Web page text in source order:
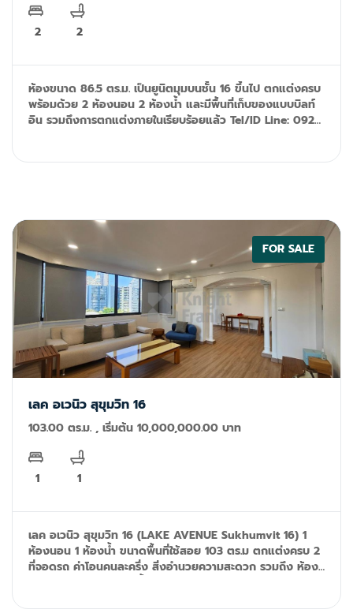
2 2
ห้องขนาด 86.5 ตร.ม. เป็นยูนิตมุมบนชั้น 16 ขึ้นไป ตกแต่งครบ
พร้อมด้วย 2 ห้องนอน 2 ห้องน้ำ และมีพื้นที่เก็บของแบบบิลท์
อิน รวมถึงการตกแต่งภายในเรียบร้อยแล้ว Tel/ID Line: 092-
FOR SALE
เลค อเวนิว สุขุมวิท 16
103.00 ตร.ม. , เริ่มต้น 10,000,000.00 บาท
1 1
เลค อเวนิว สุขุมวิท 16 (LAKE AVENUE Sukhumvit 16) 1
ห้องนอน 1 ห้องน้ำ ขนาดพื้นที่ใช้สอย 103 ตร.ม ตกแต่งครบ 2
ที่จอดรถ ค่าโอนคนละครึ่ง สิ่งอำนวยความสะดวก รวมถึง ห้อง